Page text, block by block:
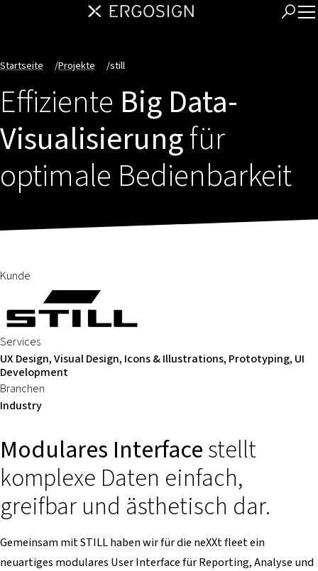
Startseite /Projekte /still
Effiziente Big Data-
Visualisierungfür
optimale Bedienbarkeit
Kunde
Services
UX Design, Visual Design, Icons & Illustrations, Prototyping, UI
Development
Branchen
Industry
Modulares Interfacestellt
komplexe Daten einfach,
greifbar und ästhetisch dar.
Gemeinsam mit STILL haben wir für die neXXt fleet ein
neuartiges modulares User Interface für Reporting, Analyse und